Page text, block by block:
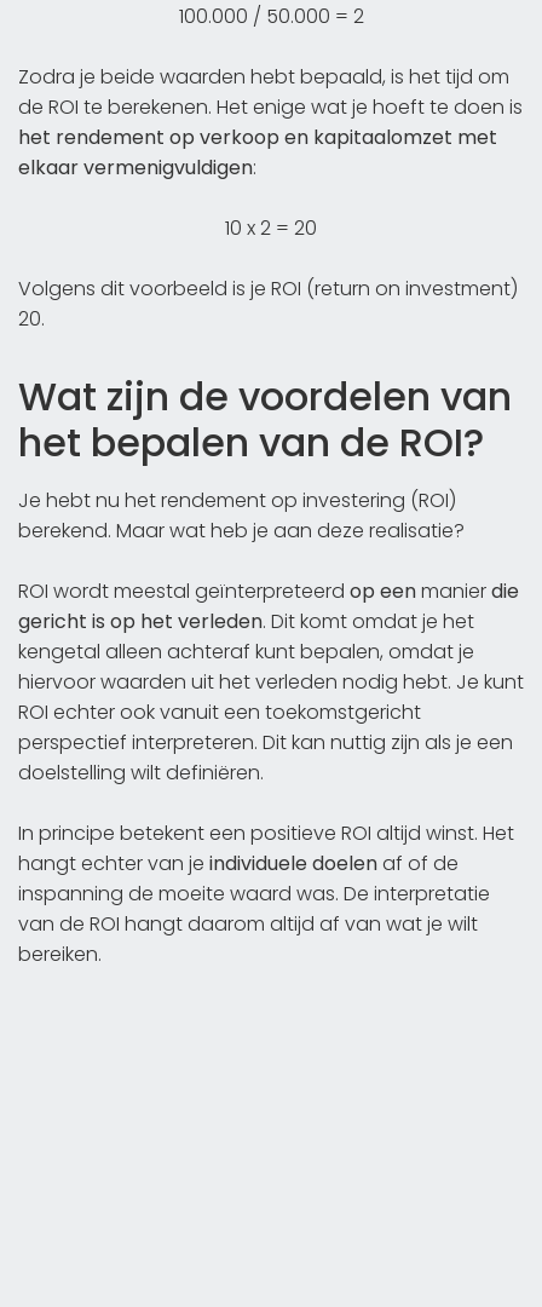
100.000 / 50.000 = 2
Zodra je beide waarden hebt bepaald, is het tijd om
de ROI te berekenen. Het enige wat je hoeft te doen is
het rendement op verkoop en kapitaalomzet met
elkaar vermenigvuldigen:
10 x 2 = 20
Volgens dit voorbeeld is je ROI (return on investment)
20.
Wat zijn de voordelen van
het bepalen van de ROI?
Je hebt nu het rendement op investering (ROI)
berekend. Maar wat heb je aan deze realisatie?
ROI wordt meestal geïnterpreteerd op eenmanierdie
gericht is op het verleden. Dit komt omdat je het
kengetal alleen achteraf kunt bepalen, omdat je
hiervoor waarden uit het verleden nodig hebt. Je kunt
ROI echter ook vanuit een toekomstgericht
perspectief interpreteren. Dit kan nuttig zijn als je een
doelstelling wilt definiëren.
In principe betekent een positieve ROI altijd winst. Het
hangt echter van je individuele doelenaf of de
inspanning de moeite waard was. De interpretatie
van de ROI hangt daarom altijd af van wat je wilt
bereiken.